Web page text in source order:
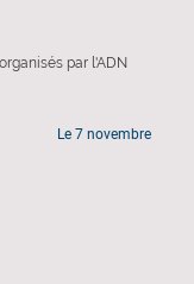
par l'ADN
7 novembre